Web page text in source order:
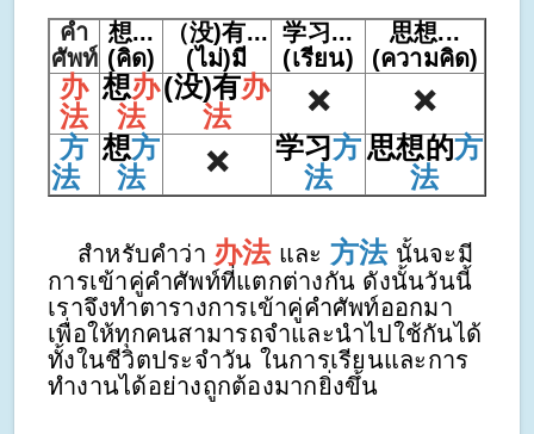
คำ
ศัพท์
想...
(คิด)
（没)有...
(ไม่)มี
学习...
(เรียน)
思想...
(ความคิด)
办
法
想办
法
(没)有办
法
❌ ❌
方
法
想方
法
❌ 学习方
法
思想的方
法
สำหรับคำว่า 办法และ 方法 นั้นจะมี
การเข้าคู่คำศัพท์ที่แตกต่างกัน ดังนั้นวันนี้
เราจึงทำตารางการเข้าคู่คำศัพท์ออกมา
เพื่อให้ทุกคนสามารถจำและนำไปใช้กันได้
ทั้งในชีวิตประจำวัน ในการเรียนและการ
ทำงานได้อย่างถูกต้องมากยิ่งขึ้น